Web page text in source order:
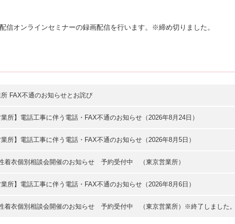
信オンラインセミナーの録画配信を行います。※締め切りました。
所 FAX不通のお知らせとお詫び
業所】電話工事に伴う電話・FAX不通のお知らせ（2026年8月24日）
業所】電話工事に伴う電話・FAX不通のお知らせ（2026年8月5日）
性着衣個別相談会開催のお知らせ 予約受付中 （東京営業所）
業所】電話工事に伴う電話・FAX不通のお知らせ（2026年8月6日）
性着衣個別相談会開催のお知らせ 予約受付中 （東京営業所）※終了しました。